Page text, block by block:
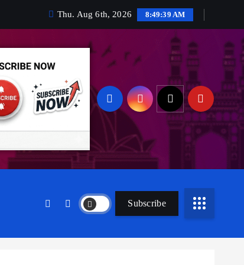
Thu. Aug 6th, 2026 8:49:40 AM
Subscribe